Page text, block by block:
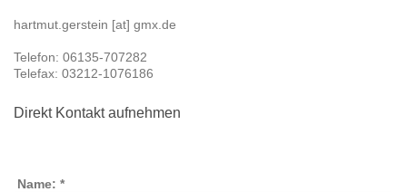
hartmut.gerstein [at] gmx.de
Telefon: 06135-707282
Telefax: 03212-1076186
Direkt Kontakt aufnehmen
Name: *